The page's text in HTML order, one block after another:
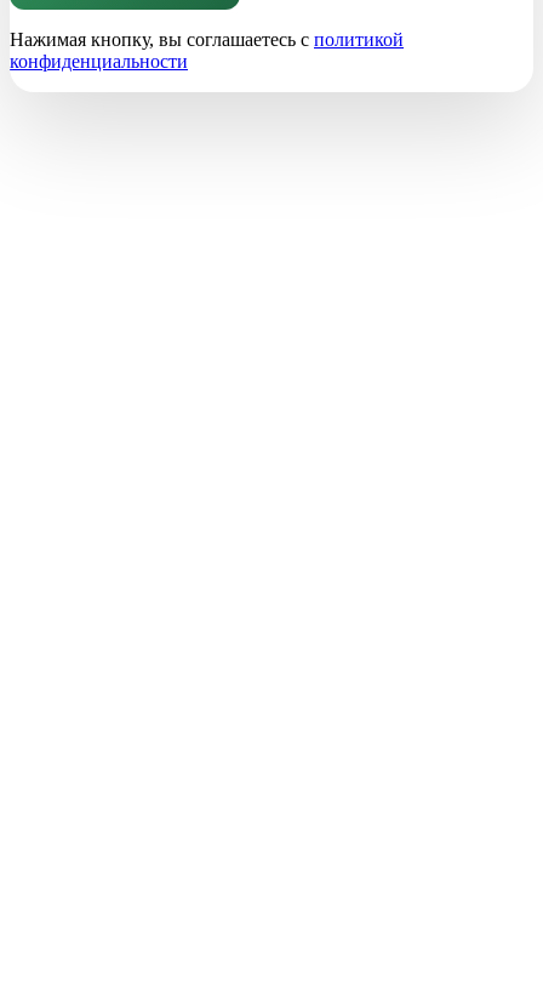
Нажимая кнопку, вы соглашаетесь с политикой
конфиденциальности